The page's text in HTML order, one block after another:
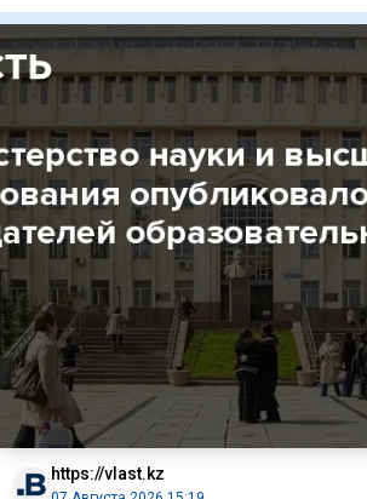
https://vlast.kz